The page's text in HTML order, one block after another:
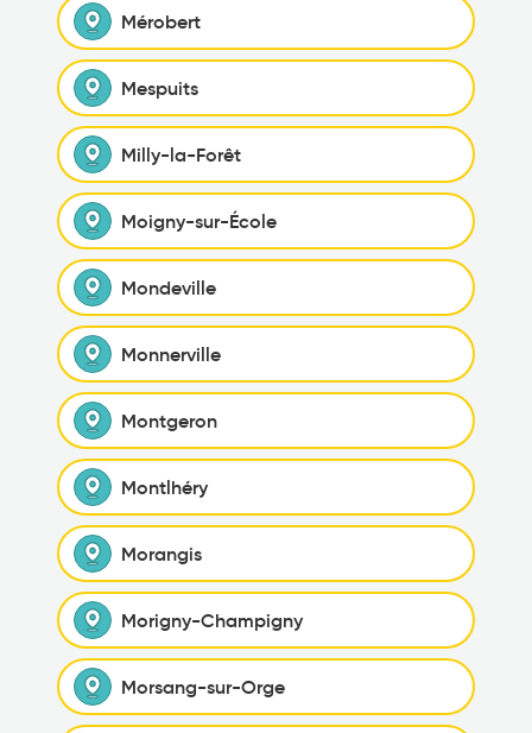
Mérobert
Mespuits
Milly-la-Forêt
Moigny-sur-École
Mondeville
Monnerville
Montgeron
Montlhéry
Morangis
Morigny-Champigny
Morsang-sur-Orge